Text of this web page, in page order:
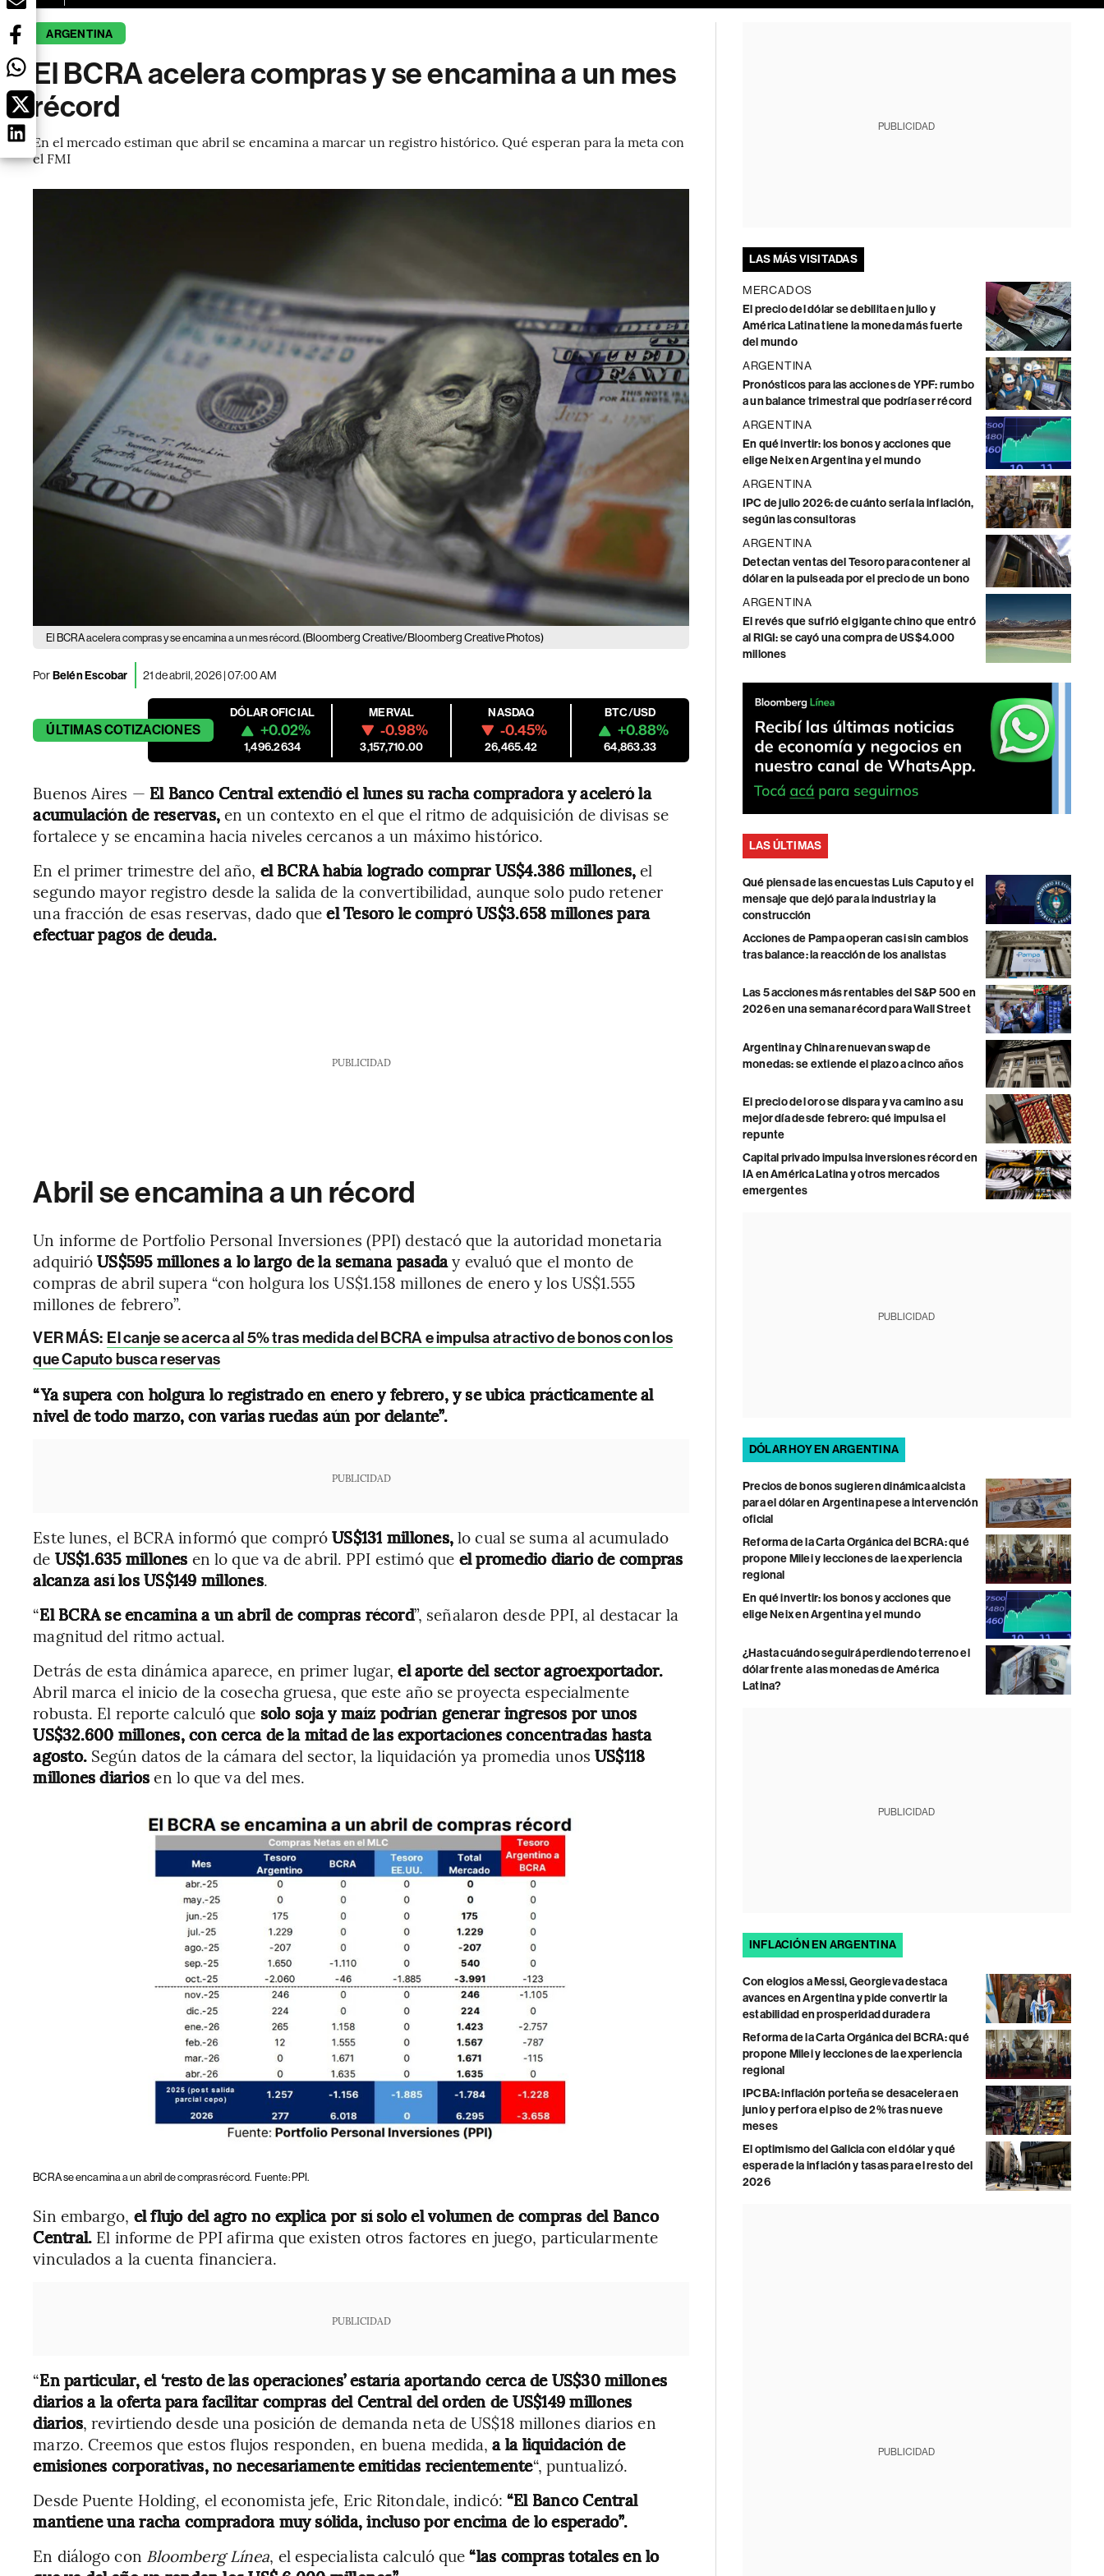
ARGENTINA
El BCRA acelera compras y se encamina a un mes
récord
En el mercado estiman que abril se encamina a marcar un registro histórico. Qué esperan para la meta con
el FMI
El BCRA acelera compras y se encamina a un mes récord. (Bloomberg Creative/Bloomberg Creative Photos)
PorBelén Escobar 21 de abril, 2026 | 07:00 AM
ÚLTIMASCOTIZACIONES
DÓLAR OFICIAL
+0.02%
1,496.2634
MERVAL
-0.98%
3,157,710.00
NASDAQ
-0.45%
26,465.42
BTC/USD
+0.88%
64,863.33
Buenos Aires — El Banco Central extendió el lunes su racha compradora y aceleró la
acumulación de reservas,en un contexto en el que el ritmo de adquisición de divisas se
fortalece y se encamina hacia niveles cercanos a un máximo histórico.
En el primer trimestre del año, el BCRA había logrado comprar US$4.386 millones,el
segundo mayor registro desde la salida de la convertibilidad, aunque solo pudo retener
una fracción de esas reservas, dado queel Tesoro le compró US$3.658 millones para
efectuar pagos de deuda.
PUBLICIDAD
Abril se encamina a un récord
Un informe de Portfolio Personal Inversiones (PPI) destacó que la autoridad monetaria
adquirióUS$595 millones a lo largo de la semana pasaday evaluó que el monto de
compras de abril supera “con holgura los US$1.158 millones de enero y los US$1.555
millones de febrero”.
VER MÁS: El canje se acerca al 5% tras medida del BCRA e impulsa atractivo de bonos con los
que Caputo busca reservas
“Ya supera con holgura lo registrado en enero y febrero, y se ubica prácticamente al
nivel de todo marzo, con varias ruedas aún por delante”.
PUBLICIDAD
Este lunes, el BCRA informó que compróUS$131 millones,lo cual se suma al acumulado
de US$1.635 millones en lo que va de abril. PPI estimó que el promedio diario de compras
alcanza así los US$149 millones.
“El BCRA se encamina a un abril de compras récord”, señalaron desde PPI, al destacar la
magnitud del ritmo actual.
Detrás de esta dinámica aparece, en primer lugar,el aporte del sector agroexportador.
Abril marca el inicio de la cosecha gruesa, que este año se proyecta especialmente
robusta. El reporte calculó que solo soja y maíz podrían generar ingresos por unos
US$32.600 millones, con cerca de la mitad de las exportaciones concentradas hasta
agosto. Según datos de la cámara del sector, la liquidación ya promedia unos US$118
millones diariosen lo que va del mes.
BCRA se encamina a un abril de compras récord. Fuente: PPI.
Sin embargo, el flujo del agro no explica por sí solo el volumen de compras del Banco
Central. El informe de PPI afirma que existen otros factores en juego, particularmente
vinculados a la cuenta financiera.
PUBLICIDAD
“En particular, el ‘resto de las operaciones’ estaría aportando cerca de US$30 millones
diarios a la oferta para facilitar compras del Central del orden de US$149 millones
diarios, revirtiendo desde una posición de demanda neta de US$18 millones diarios en
marzo. Creemos que estos flujos responden, en buena medida,a la liquidación de
emisiones corporativas, no necesariamente emitidas recientemente“, puntualizó.
Desde Puente Holding, el economista jefe, Eric Ritondale, indicó: “El Banco Central
mantiene una racha compradora muy sólida, incluso por encima de lo esperado”.
En diálogo con Bloomberg Línea, el especialista calculó que“las compras totales en lo
PUBLICIDAD
LAS MÁS VISITADAS
MERCADOS
El precio del dólar se debilita en julio y
América Latina tiene la moneda más fuerte
del mundo
ARGENTINA
Pronósticos para las acciones de YPF: rumbo
a un balance trimestral que podría ser récord
ARGENTINA
En qué invertir: los bonos y acciones que
elige Neix en Argentina y el mundo
ARGENTINA
IPC de julio 2026: de cuánto sería la inflación,
según las consultoras
ARGENTINA
Detectan ventas del Tesoro para contener al
dólar en la pulseada por el precio de un bono
ARGENTINA
El revés que sufrió el gigante chino que entró
al RIGI: se cayó una compra de US$4.000
millones
LAS ÚLTIMAS
Qué piensa de las encuestas Luis Caputo y el
mensaje que dejó para la industria y la
construcción
Acciones de Pampa operan casi sin cambios
tras balance: la reacción de los analistas
Las 5 acciones más rentables del S&P 500 en
2026 en una semana récord para Wall Street
Argentina y China renuevan swap de
monedas: se extiende el plazo a cinco años
El precio del oro se dispara y va camino a su
mejor día desde febrero: qué impulsa el
repunte
Capital privado impulsa inversiones récord en
IA en América Latina y otros mercados
emergentes
PUBLICIDAD
DÓLAR HOY EN ARGENTINA
Precios de bonos sugieren dinámica alcista
para el dólar en Argentina pese a intervención
oficial
Reforma de la Carta Orgánica del BCRA: qué
propone Milei y lecciones de la experiencia
regional
En qué invertir: los bonos y acciones que
elige Neix en Argentina y el mundo
¿Hasta cuándo seguirá perdiendo terreno el
dólar frente a las monedas de América
Latina?
PUBLICIDAD
INFLACIÓN EN ARGENTINA
Con elogios a Messi, Georgieva destaca
avances en Argentina y pide convertir la
estabilidad en prosperidad duradera
Reforma de la Carta Orgánica del BCRA: qué
propone Milei y lecciones de la experiencia
regional
IPCBA: inflación porteña se desacelera en
junio y perfora el piso de 2% tras nueve
meses
El optimismo del Galicia con el dólar y qué
espera de la inflación y tasas para el resto del
2026
PUBLICIDAD